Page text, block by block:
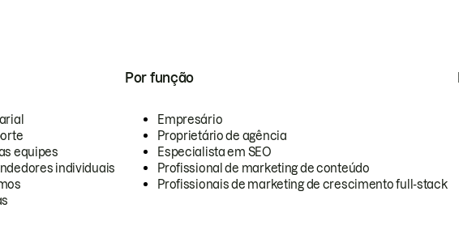
equipes
individuais
Por função
Empresário
Proprietário de agência
Especialista em SEO
Profissional de marketing de conteúdo
Profissionais de marketing de crescimento full-stack